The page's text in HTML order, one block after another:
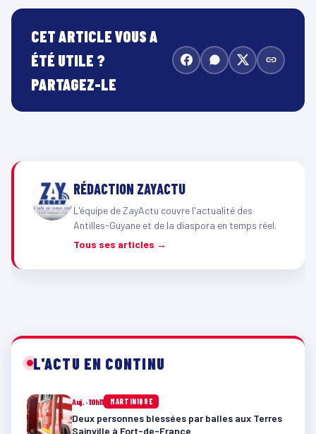
CET ARTICLE VOUS A
ÉTÉ UTILE ?
PARTAGEZ-LE
RÉDACTION ZAYACTU
L'équipe de ZayActu couvre l'actualité des
Antilles-Guyane et de la diaspora en temps réel.
Tous ses articles →
L'ACTU EN CONTINU
Auj. · 10h11 MARTINIQUE
Deux personnes blessées par balles aux Terres
Sainville à Fort-de-France